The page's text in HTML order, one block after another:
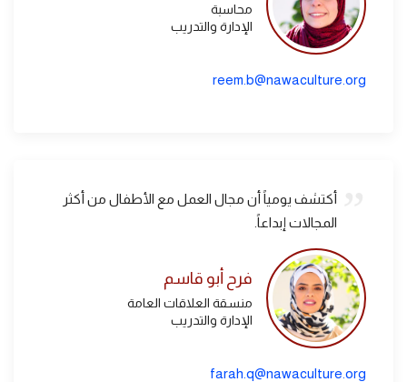
محاسبة
الإدارة والتدريب
reem.b@nawaculture.org
أكتشف يومياً أن مجال العمل مع الأطفال من أكثر
المجالات إبداعاً.
فرح أبو قاسم
منسقة العلاقات العامة
الإدارة والتدريب
farah.q@nawaculture.org